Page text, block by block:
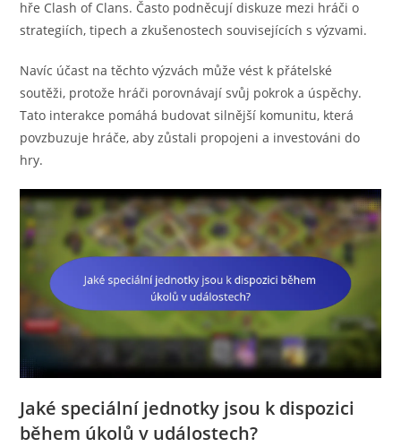
hře Clash of Clans. Často podněcují diskuze mezi hráči o
strategiích, tipech a zkušenostech souvisejících s výzvami.
Navíc účast na těchto výzvách může vést k přátelské
soutěži, protože hráči porovnávají svůj pokrok a úspěchy.
Tato interakce pomáhá budovat silnější komunitu, která
povzbuzuje hráče, aby zůstali propojeni a investováni do
hry.
Jaké speciální jednotky jsou k dispozici
během úkolů v událostech?